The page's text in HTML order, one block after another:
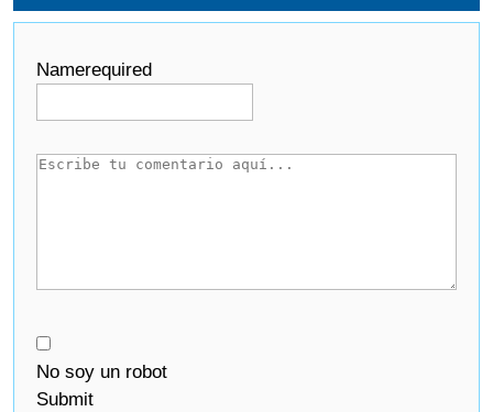
Namerequired
No soy un robot
Submit